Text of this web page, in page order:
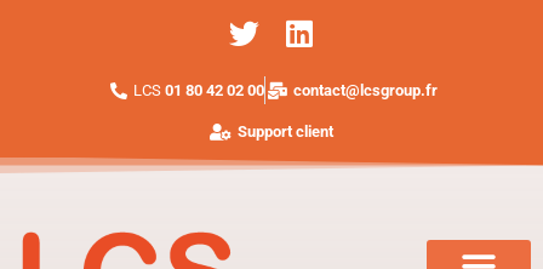
LCS 01 80 42 02 00 contact@lcsgroup.fr
Support client